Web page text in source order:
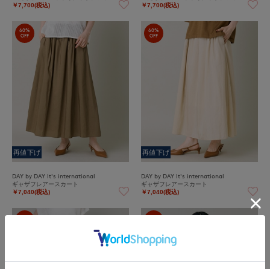
￥7,700(税込) ￥7,700(税込)
60%
OFF
再値下げ
DAY by DAY It's international
ギャザフレアースカート
￥7,040(税込)
60%
OFF
再値下げ
DAY by DAY It's international
ギャザフレアースカート
￥7,040(税込)
60%
27%